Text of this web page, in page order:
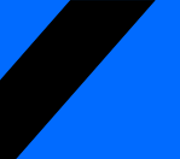
1er janvier 2024 au
01-31